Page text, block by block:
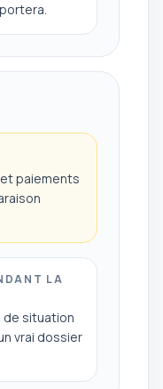
paiements
LA
de situation
vrai dossier